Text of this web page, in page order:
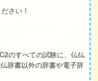
さい！
のすべての試験に、仏仏
辞書以外の辞書や電子辞